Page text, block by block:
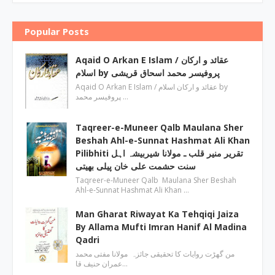
Popular Posts
Aqaid O Arkan E Islam / عقائد و ارکان
اسلام by پروفیسر محمد اسحاق قریشی
Aqaid O Arkan E Islam / عقائد و ارکان اسلام by
پروفیسر محمد …
Taqreer-e-Muneer Qalb Maulana Sher
Beshah Ahl-e-Sunnat Hashmat Ali Khan
Pilibhiti تقریر منیر قلب ـ مولانا شیربیشہ اہل
سنت حشمت علی خان پیلی بھیتی
Taqreer-e-Muneer Qalb Maulana Sher Beshah
Ahl-e-Sunnat Hashmat Ali Khan …
Man Gharat Riwayat Ka Tehqiqi Jaiza
By Allama Mufti Imran Hanif Al Madina
Qadri
من گھڑت روایات کا تحقیقی جائزہ مولانا مفتی محمد
عمران حنیف قا…